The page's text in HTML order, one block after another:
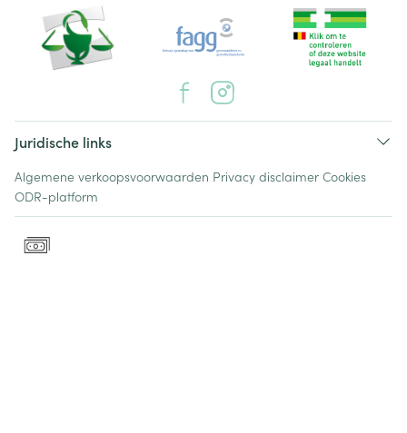
Juridische links
Algemene verkoopsvoorwaarden Privacy disclaimer Cookies
ODR-platform